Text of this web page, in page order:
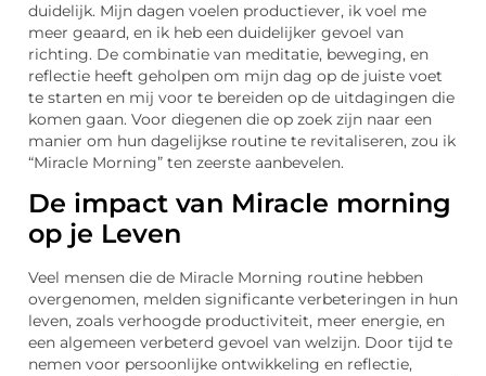
duidelijk. Mijn dagen voelen productiever, ik voel me
meer geaard, en ik heb een duidelijker gevoel van
richting. De combinatie van meditatie, beweging, en
reflectie heeft geholpen om mijn dag op de juiste voet
te starten en mij voor te bereiden op de uitdagingen die
komen gaan. Voor diegenen die op zoek zijn naar een
manier om hun dagelijkse routine te revitaliseren, zou ik
“Miracle Morning” ten zeerste aanbevelen.
De impact van Miracle morning
op je Leven
Veel mensen die de Miracle Morning routine hebben
overgenomen, melden significante verbeteringen in hun
leven, zoals verhoogde productiviteit, meer energie, en
een algemeen verbeterd gevoel van welzijn. Door tijd te
nemen voor persoonlijke ontwikkeling en reflectie,